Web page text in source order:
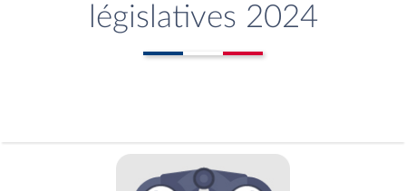
législatives 2024